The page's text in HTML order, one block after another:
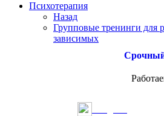
Психотерапия
Назад
Групповые тренинги для
зависимых